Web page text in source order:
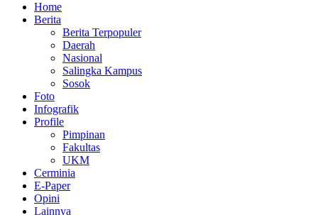
Home
Berita
Berita Terpopuler
Daerah
Nasional
Salingka Kampus
Sosok
Foto
Infografik
Profile
Pimpinan
Fakultas
UKM
Cerminia
E-Paper
Opini
Lainnya